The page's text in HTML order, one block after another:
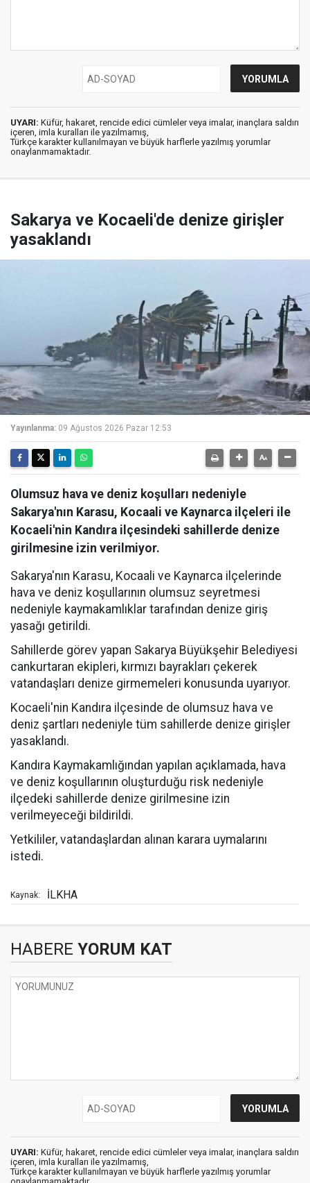
UYARI: Küfür, hakaret, rencide edici cümleler veya imalar, inançlara saldırı
içeren, imla kuralları ile yazılmamış,
Türkçe karakter kullanılmayan ve büyük harflerle yazılmış yorumlar
onaylanmamaktadır.
Sakarya ve Kocaeli'de denize girişler
yasaklandı
Yayınlanma: 09 Ağustos 2026 Pazar 12:53
Olumsuz hava ve deniz koşulları nedeniyle
Sakarya'nın Karasu, Kocaali ve Kaynarca ilçeleri ile
Kocaeli'nin Kandıra ilçesindeki sahillerde denize
girilmesine izin verilmiyor.
Sakarya'nın Karasu, Kocaali ve Kaynarca ilçelerinde
hava ve deniz koşullarının olumsuz seyretmesi
nedeniyle kaymakamlıklar tarafından denize giriş
yasağı getirildi.
Sahillerde görev yapan Sakarya Büyükşehir Belediyesi
cankurtaran ekipleri, kırmızı bayrakları çekerek
vatandaşları denize girmemeleri konusunda uyarıyor.
Kocaeli'nin Kandıra ilçesinde de olumsuz hava ve
deniz şartları nedeniyle tüm sahillerde denize girişler
yasaklandı.
Kandıra Kaymakamlığından yapılan açıklamada, hava
ve deniz koşullarının oluşturduğu risk nedeniyle
ilçedeki sahillerde denize girilmesine izin
verilmeyeceği bildirildi.
Yetkililer, vatandaşlardan alınan karara uymalarını
istedi.
Kaynak: İLKHA
HABERE YORUM KAT
UYARI: Küfür, hakaret, rencide edici cümleler veya imalar, inançlara saldırı
içeren, imla kuralları ile yazılmamış,
Türkçe karakter kullanılmayan ve büyük harflerle yazılmış yorumlar